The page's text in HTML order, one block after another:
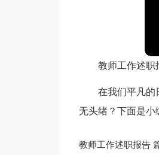
教师工作述职
在我们平凡的
无头绪？下面是小
教师工作述职报告